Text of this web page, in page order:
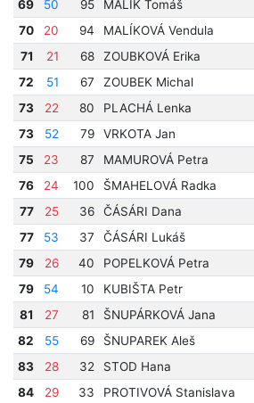
69
50 95 MALÍK Tomáš
70
20 94 MALÍKOVÁ Vendula
71
21 68 ZOUBKOVÁ Erika
72
51 67 ZOUBEK Michal
73
22 80 PLACHÁ Lenka
73
52 79 VRKOTA Jan
75
23 87 MAMUROVÁ Petra
76
24 100 ŠMAHELOVÁ Radka
77
25 36 ČÁSÁRI Dana
77
53 37 ČÁSÁRI Lukáš
79
26 40 POPELKOVÁ Petra
79
54 10 KUBIŠTA Petr
81
27 81 ŠNUPÁRKOVÁ Jana
82
55 69 ŠNUPAREK Aleš
83
28 32 STOD Hana
84
29 33 PROTIVOVÁ Stanislava